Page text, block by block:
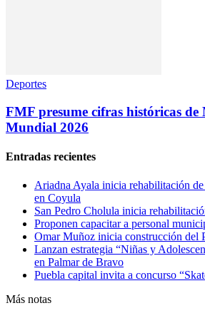
Deportes
FMF presume cifras históricas de
Mundial 2026
Entradas recientes
Ariadna Ayala inicia rehabilitación
en Coyula
San Pedro Cholula inicia
Proponen capacitar a personal
Omar Muñoz inicia construcción del
Lanzan estrategia “Niñas y
en Palmar de Bravo
Puebla capital invita a concurso
Más notas